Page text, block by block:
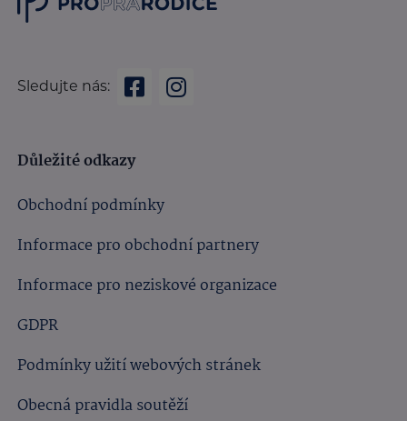
Sledujte nás:
Důležité odkazy
Obchodní podmínky
Informace pro obchodní partnery
Informace pro neziskové organizace
GDPR
Podmínky užití webových stránek
Obecná pravidla soutěží